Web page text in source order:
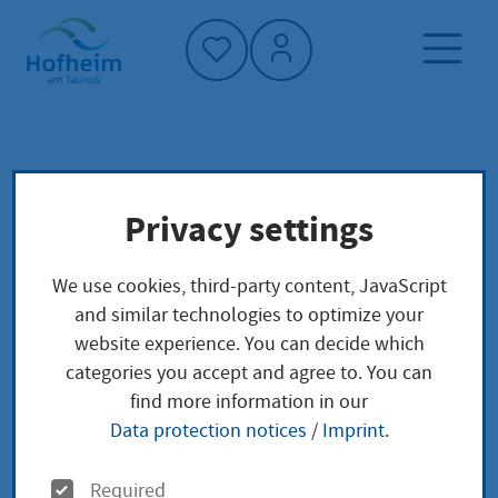
Home"
Planning, construction and traffic
Handyparken in Hofheim
Handyparken in
Hofheim
Privacy settings
We use cookies, third-party content, JavaScript
and similar technologies to optimize your
website experience. You can decide which
categories you accept and agree to. You can
find more information in our
Data protection notices / Imprint.
O
Required